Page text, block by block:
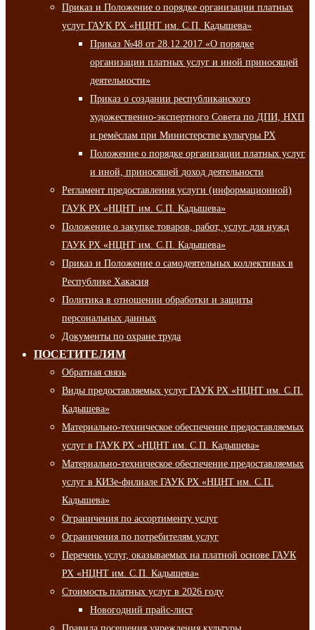
Приказ и Положение о порядке организации платных
услуг ГАУК РХ «НЦНТ им. С.П. Кадышева»
Приказ №48 от 28.12.2017 «О порядке
организации платных услуг и иной приносящей
деятельности»
Приказ о создании республиканского
художественно-экспертного Совета по ДПИ, НХП
и ремёслам при Министерстве культуры РХ
Положение о порядке организации платных услуг
и иной, приносящей доход деятельности
Регламент предоставления услуги (информационной)
ГАУК РХ «НЦНТ им. С.П. Кадышева»
Положение о закупке товаров, работ, услуг для нужд
ГАУК РХ «НЦНТ им. С.П. Кадышева»
Приказ и Положение о самодеятельных коллективах в
Республике Хакасия
Политика в отношении обработки и защиты
персональных данных
Документы по охране труда
ПОСЕТИТЕЛЯМ
Обратная связь
Виды предоставляемых услуг ГАУК РХ «НЦНТ им. С.П.
Кадышева»
Материально-техническое обеспечение предоставляемых
услуг в ГАУК РХ «НЦНТ им. С.П. Кадышева»
Материально-техническое обеспечение предоставляемых
услуг в КИЗе-филиале ГАУК РХ «НЦНТ им. С.П.
Кадышева»
Ограничения по ассортименту услуг
Ограничения по потребителям услуг
Перечень услуг, оказываемых на платной основе ГАУК
РХ «НЦНТ им. С.П. Кадышева»
Стоимость платных услуг в 2026 году
Новогодний прайс-лист